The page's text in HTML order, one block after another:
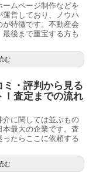
ムページ制作などを
営しており、ノウハ
特徴です。不動産会
後まで重宝する方も
む
・評判から見る
！査定までの流れ
に関しては並ぶもの
最大の企業です。査
たらここに依頼する
む